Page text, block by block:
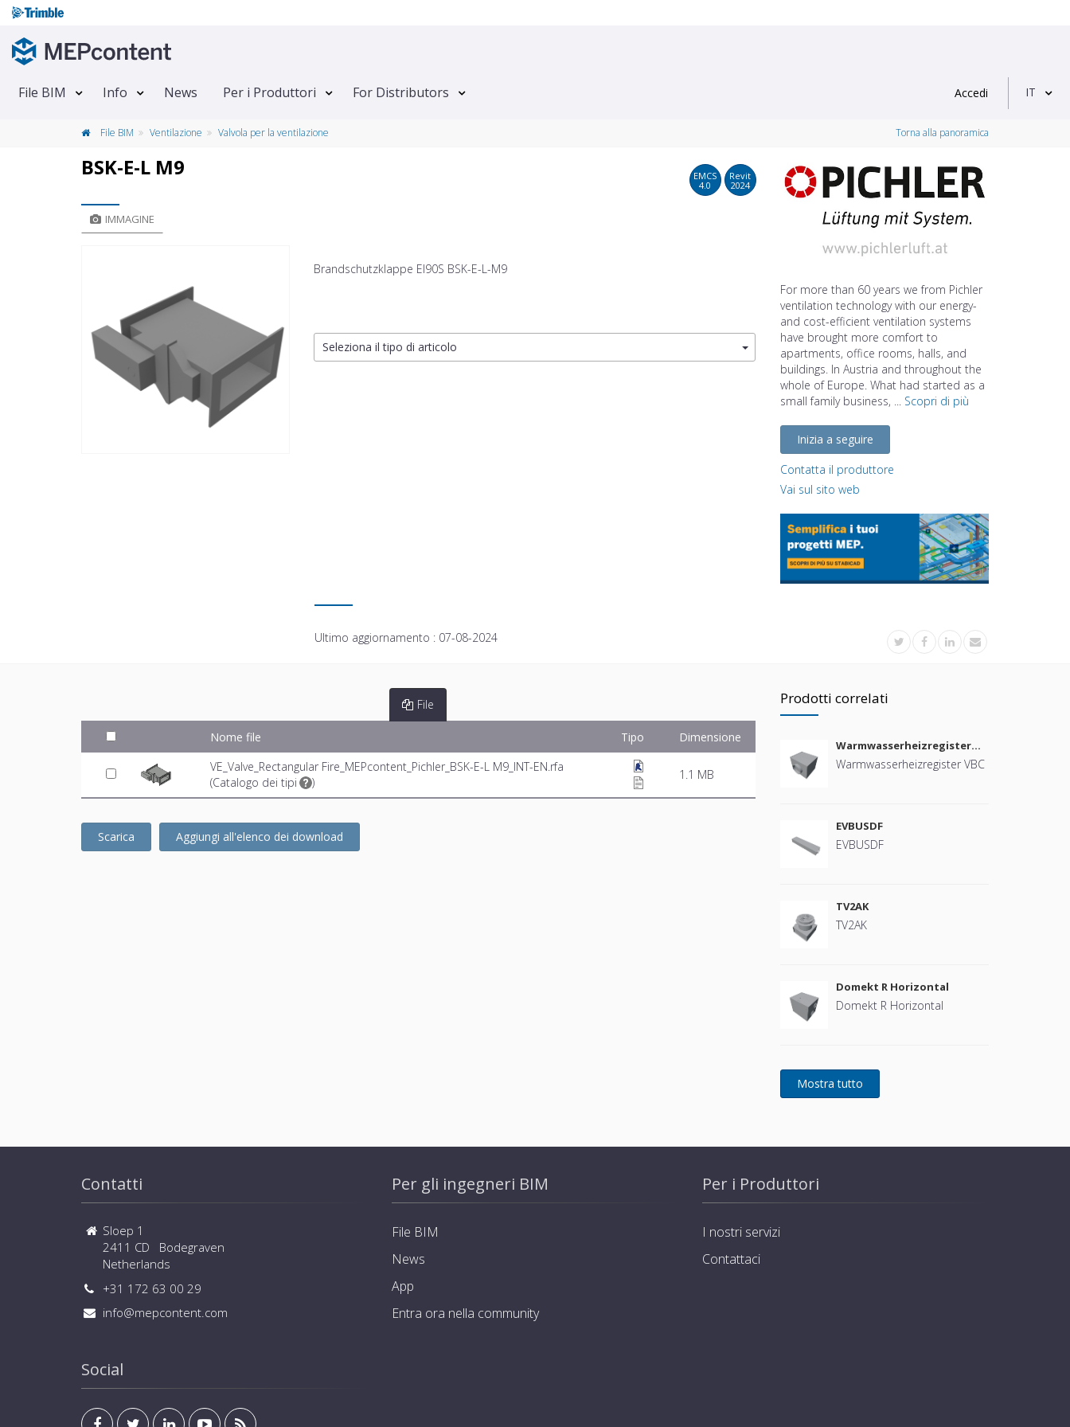
File BIM Info News Per i Produttori For Distributors Accedi IT
File BIM Ventilazione Valvola per la ventilazione Torna alla panoramica
BSK-E-L M9
EMCS
4.0
Revit
2024
IMMAGINE
Brandschutzklappe EI90S BSK-E-L-M9
Seleziona il tipo di articolo
For more than 60 years we from Pichler
ventilation technology with our energy-
and cost-efficient ventilation systems
have brought more comfort to
apartments, office rooms, halls, and
buildings. In Austria and throughout the
whole of Europe. What had started as a
small family business, ... Scopri di più
Inizia a seguire
Contatta il produttore
Vai sul sito web
Ultimo aggiornamento : 07-08-2024
File
Nome file Tipo
Dimensione
VE_Valve_Rectangular Fire_MEPcontent_Pichler_BSK-E-L M9_INT-EN.rfa
(Catalogo dei tipi )
1.1 MB
Scarica Aggiungi all'elenco dei download
Prodotti correlati
Warmwasserheizregister
VBC
Warmwasserheizregister VBC
EVBUSDF
EVBUSDF
TV2AK
TV2AK
Domekt R Horizontal
Domekt R Horizontal
Contatti
Sloep 1
2411 CD Bodegraven
Netherlands
+31 172 63 00 29
info@mepcontent.com
Social
Per gli ingegneri BIM
File BIM
News
App
Entra ora nella community
Per i Produttori
I nostri servizi
Contattaci